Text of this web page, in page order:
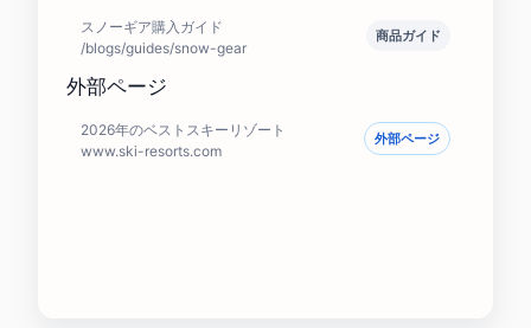
スノーギア購入ガイド
/blogs/guides/snow-gear
商品ガイド
外部ページ
2026年のベストスキーリゾート
www.ski-resorts.com
外部ページ